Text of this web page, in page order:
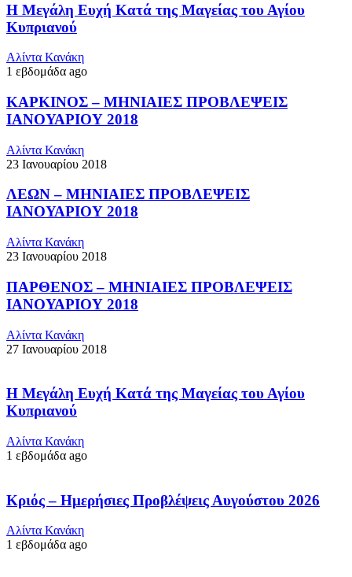
Η Μεγάλη Ευχή Κατά της Μαγείας του Αγίου
Κυπριανού
Αλίντα Κανάκη
1 εβδομάδα ago
ΚΑΡΚΙΝΟΣ – ΜΗΝΙΑΙΕΣ ΠΡΟΒΛΕΨΕΙΣ
ΙΑΝΟΥΑΡΙΟΥ 2018
Αλίντα Κανάκη
23 Ιανουαρίου 2018
ΛΕΩΝ – ΜΗΝΙΑΙΕΣ ΠΡΟΒΛΕΨΕΙΣ
ΙΑΝΟΥΑΡΙΟΥ 2018
Αλίντα Κανάκη
23 Ιανουαρίου 2018
ΠΑΡΘΕΝΟΣ – ΜΗΝΙΑΙΕΣ ΠΡΟΒΛΕΨΕΙΣ
ΙΑΝΟΥΑΡΙΟΥ 2018
Αλίντα Κανάκη
27 Ιανουαρίου 2018
Η Μεγάλη Ευχή Κατά της Μαγείας του Αγίου
Κυπριανού
Αλίντα Κανάκη
1 εβδομάδα ago
Κριός – Ημερήσιες Προβλέψεις Αυγούστου 2026
Αλίντα Κανάκη
1 εβδομάδα ago